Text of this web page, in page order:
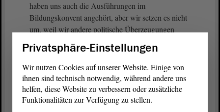
haben uns auch die Ausführungen im
Bildungskonvent angehört, aber wir setzen es nicht
um, weil wir andere politische Überzeugungen
ins Stammbuch schreibt, die wir dann nicht
umsetzen, weil unsere eigene politische
Überzeugung etwas anderes sagt.
Genau deshalb macht es Sinn, mit einem Bürgerrat
Privatsphäre-Einstellungen
Wir nutzen Cookies auf unserer Website. Einige von
ihnen sind technisch notwendig, während andere uns
helfen, diese Website zu verbessern oder zusätzliche
Funktionalitäten zur Verfügung zu stellen.